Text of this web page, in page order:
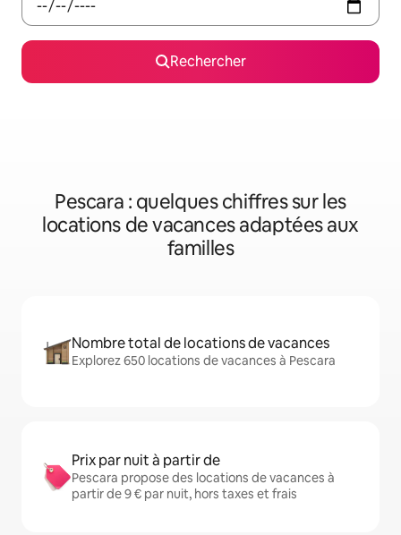
Rechercher
Pescara : quelques chiffres sur les
locations de vacances adaptées aux
familles
Nombre total de locations de vacances
Explorez 650 locations de vacances à Pescara
Prix par nuit à partir de
Pescara propose des locations de vacances à
partir de 9 € par nuit, hors taxes et frais